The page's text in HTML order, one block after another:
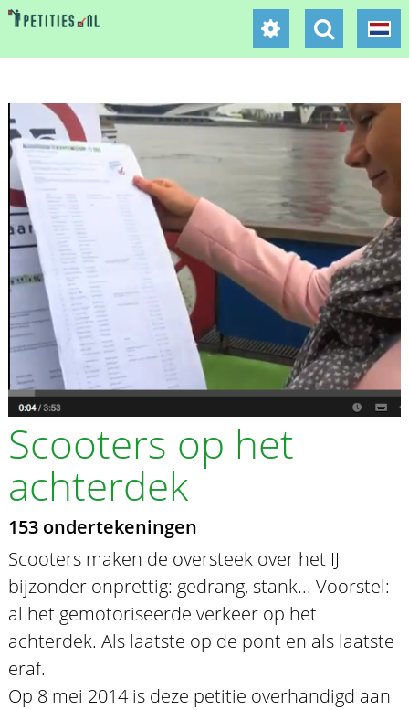
Scooters op het
achterdek
153 ondertekeningen
Scooters maken de oversteek over het IJ
bijzonder onprettig: gedrang, stank... Voorstel:
al het gemotoriseerde verkeer op het
achterdek. Als laatste op de pont en als laatste
eraf.
Op 8 mei 2014 is deze petitie overhandigd aan